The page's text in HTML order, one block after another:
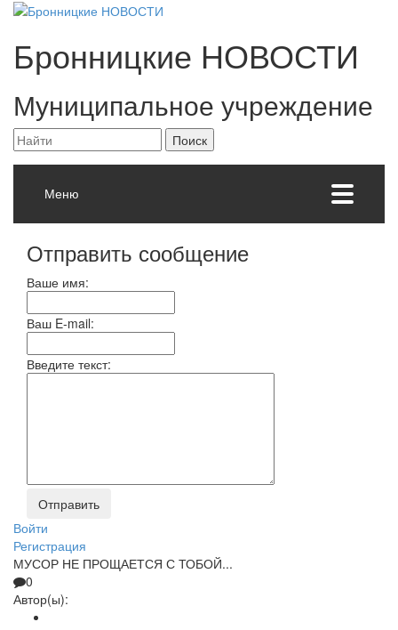
Бронницкие НОВОСТИ
Муниципальное учреждение
Меню
Отправить сообщение
Ваше имя:
Ваш E-mail:
Введите текст:
Войти
Регистрация
МУСОР НЕ ПРОЩАЕТСЯ С ТОБОЙ...
0
Автор(ы):